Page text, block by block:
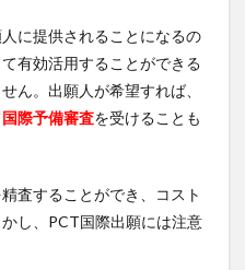
に提供されることになるの
有効活用することができる
ん。出願人が希望すれば、
国際予備審査を受けることも
査することができ、コスト
し、PCT国際出願には注意